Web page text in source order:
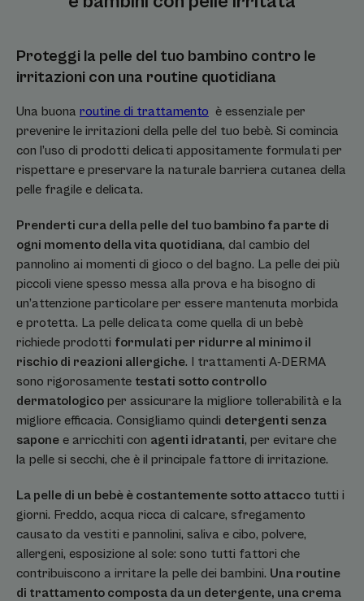
Proteggi la pelle del tuo bambino contro le
irritazioni con una routine quotidiana
Una buona routine di trattamento è essenziale per
prevenire le irritazioni della pelle del tuo bebè. Si comincia
con l’uso di prodotti delicati appositamente formulati per
rispettare e preservare la naturale barriera cutanea della
pelle fragile e delicata.
Prenderti cura della pelle del tuo bambino fa parte di
ogni momento della vita quotidiana, dal cambio del
pannolino ai momenti di gioco o del bagno. La pelle dei più
piccoli viene spesso messa alla prova e ha bisogno di
un’attenzione particolare per essere mantenuta morbida
e protetta. La pelle delicata come quella di un bebè
richiede prodotti formulati per ridurre al minimo il
rischio di reazioni allergiche. I trattamenti A-DERMA
sono rigorosamente testati sotto controllo
dermatologico per assicurare la migliore tollerabilità e la
migliore efficacia. Consigliamo quindi detergenti senza
sapone e arricchiti con agenti idratanti, per evitare che
la pelle si secchi, che è il principale fattore di irritazione.
La pelle di un bebè è costantemente sotto attacco tutti i
giorni. Freddo, acqua ricca di calcare, sfregamento
causato da vestiti e pannolini, saliva e cibo, polvere,
allergeni, esposizione al sole: sono tutti fattori che
contribuiscono a irritare la pelle dei bambini. Una routine
di trattamento composta da un detergente, una crema